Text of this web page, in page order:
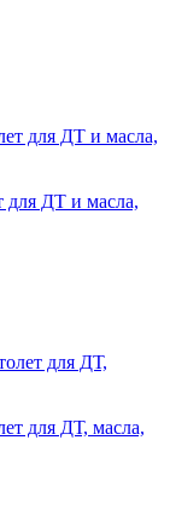
для ДТ и масла,
для ДТ, масла,